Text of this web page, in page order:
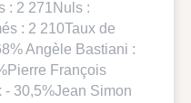
: 2 271Nuls :
: 2 210Taux de
Angèle Bastiani :
François
- 30,5%Jean Simon